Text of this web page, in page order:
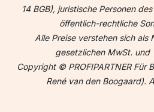
14 BGB), juristische Personen
öffentlich-rechtliche
Alle Preise verstehen sich als
gesetzlichen MwSt. und
Copyright © PROFIPARTNER Für
René van den Boogaard).